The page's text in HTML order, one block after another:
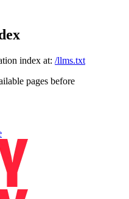
index at: /llms.txt
pages before